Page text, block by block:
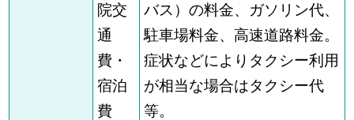
院交
通
費・
宿泊
費
バス）の料金、ガソリン代、
駐車場料金、高速道路料金。
症状などによりタクシー利用
が相当な場合はタクシー代
等。